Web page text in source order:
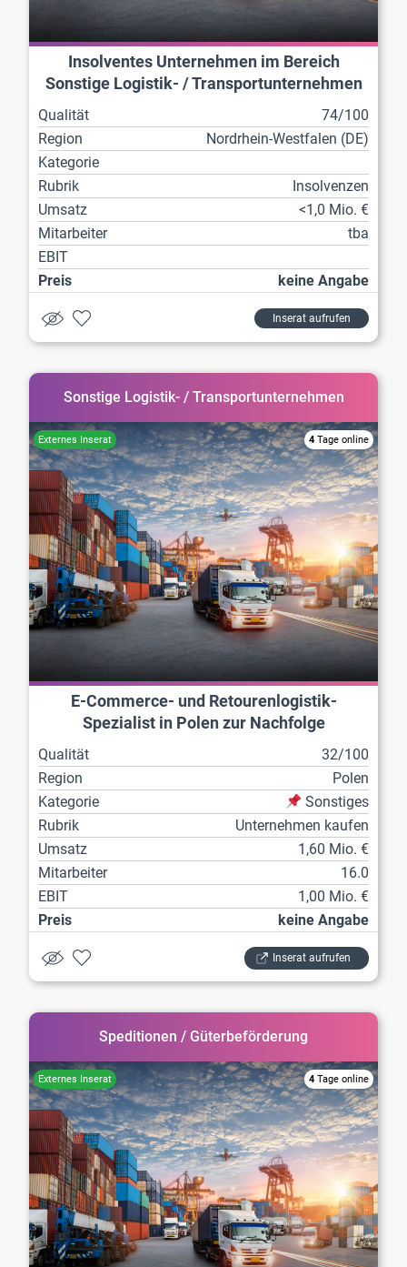
Insolventes Unternehmen im Bereich
Sonstige Logistik- / Transportunternehmen
Qualität
74/100
Region
Nordrhein-Westfalen (DE)
Kategorie
Rubrik
Insolvenzen
Umsatz
<1,0 Mio. €
Mitarbeiter
tba
EBIT
Preis
keine Angabe
Inserat aufrufen
Sonstige Logistik- / Transportunternehmen
4 Tage online
E-Commerce- und Retourenlogistik-
Spezialist in Polen zur Nachfolge
Qualität
32/100
Region
Polen
Kategorie
Sonstiges
Rubrik
Unternehmen kaufen
Umsatz
1,60 Mio. €
Mitarbeiter
16.0
EBIT
1,00 Mio. €
Preis
keine Angabe
Inserat aufrufen
Speditionen / Güterbeförderung
4 Tage online